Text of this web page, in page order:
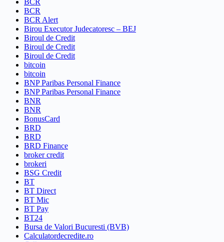
BCR
BCR
BCR Alert
Birou Executor Judecatoresc – BEJ
Biroul de Credit
Biroul de Credit
Biroul de Credit
bitcoin
bitcoin
BNP Paribas Personal Finance
BNP Paribas Personal Finance
BNR
BNR
BonusCard
BRD
BRD
BRD Finance
broker credit
brokeri
BSG Credit
BT
BT Direct
BT Mic
BT Pay
BT24
Bursa de Valori Bucuresti (BVB)
Calculatordecredite.ro